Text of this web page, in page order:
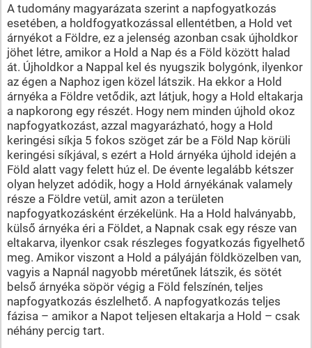
A tudomány magyarázata szerint a napfogyatkozás
esetében, a holdfogyatkozással ellentétben, a Hold vet
árnyékot a Földre, ez a jelenség azonban csak újholdkor
jöhet létre, amikor a Hold a Nap és a Föld között halad
át. Újholdkor a Nappal kel és nyugszik bolygónk, ilyenkor
az égen a Naphoz igen közel látszik. Ha ekkor a Hold
árnyéka a Földre vetődik, azt látjuk, hogy a Hold eltakarja
a napkorong egy részét. Hogy nem minden újhold okoz
napfogyatkozást, azzal magyarázható, hogy a Hold
keringési síkja 5 fokos szöget zár be a Föld Nap körüli
keringési síkjával, s ezért a Hold árnyéka újhold idején a
Föld alatt vagy felett húz el. De évente legalább kétszer
olyan helyzet adódik, hogy a Hold árnyékának valamely
része a Földre vetül, amit azon a területen
napfogyatkozásként érzékelünk. Ha a Hold halványabb,
külső árnyéka éri a Földet, a Napnak csak egy része van
eltakarva, ilyenkor csak részleges fogyatkozás figyelhető
meg. Amikor viszont a Hold a pályáján földközelben van,
vagyis a Napnál nagyobb méretűnek látszik, és sötét
belső árnyéka söpör végig a Föld felszínén, teljes
napfogyatkozás észlelhető. A napfogyatkozás teljes
fázisa – amikor a Napot teljesen eltakarja a Hold – csak
néhány percig tart.